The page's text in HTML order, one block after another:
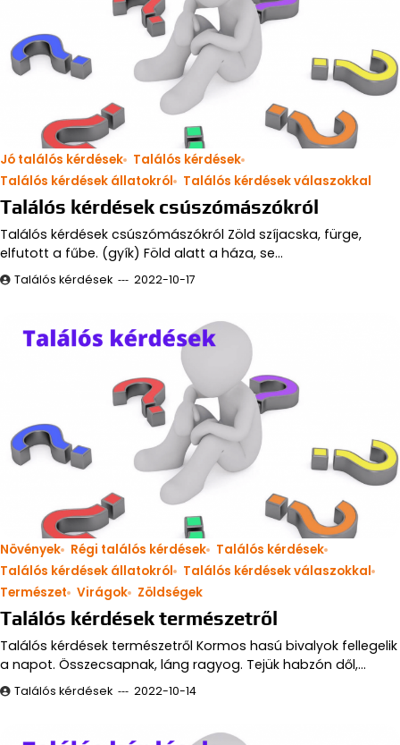
Jó találós kérdések
Találós kérdések
Találós kérdések állatokról
Találós kérdések válaszokkal
Találós kérdések csúszómászókról
Találós kérdések csúszómászókról Zöld szíjacska, fürge,
elfutott a fűbe. (gyík) Föld alatt a háza, se…
Találós kérdések 2022-10-17
Növények Régi találós kérdések
Találós kérdések
Találós kérdések állatokról
Találós kérdések válaszokkal
Természet
Virágok Zöldségek
Találós kérdések természetről
Találós kérdések természetről Kormos hasú bivalyok fellegelik
a napot. Összecsapnak, láng ragyog. Tejük habzón dől,…
Találós kérdések 2022-10-14